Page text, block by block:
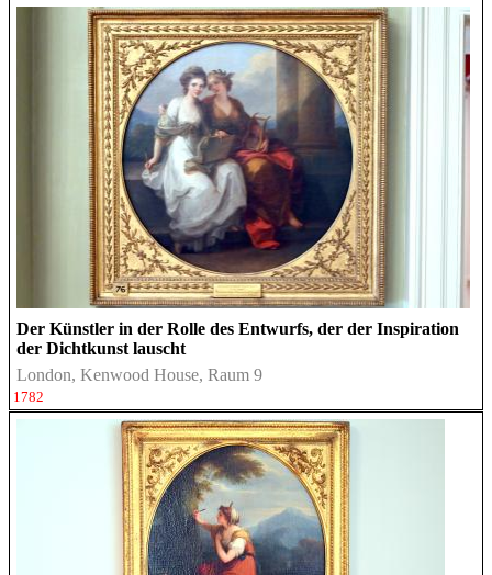
Der Künstler in der Rolle des Entwurfs, der der Inspiration
der Dichtkunst lauscht
London, Kenwood House, Raum 9
1782